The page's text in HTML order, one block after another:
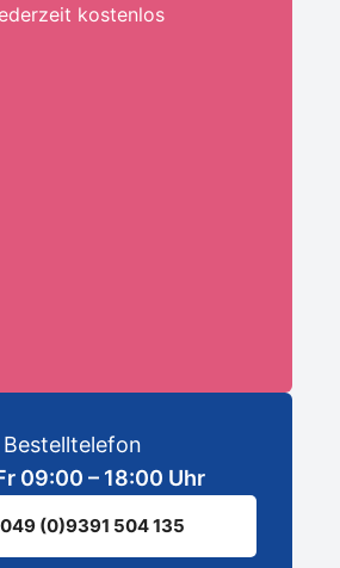
kostenlos
Bestelltelefon
09:00 – 18:00 Uhr
(0)9391 504 135